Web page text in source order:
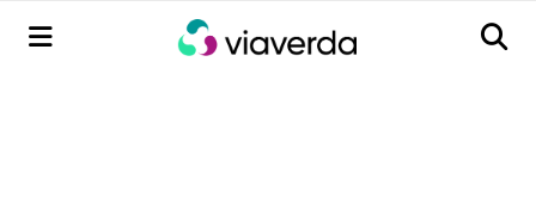
Menu Menu